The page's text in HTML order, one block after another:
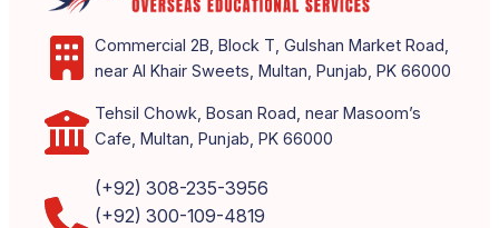
Commercial 2B, Block T, Gulshan Market Road,
near Al Khair Sweets, Multan, Punjab, PK 66000
Tehsil Chowk, Bosan Road, near Masoom’s
Cafe, Multan, Punjab, PK 66000
(+92) 308-235-3956
(+92) 300-109-4819